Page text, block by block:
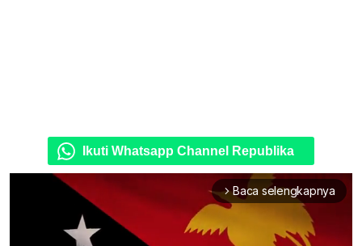
Ikuti Whatsapp Channel Republika
arrow_forward_ios Baca selengkapnya